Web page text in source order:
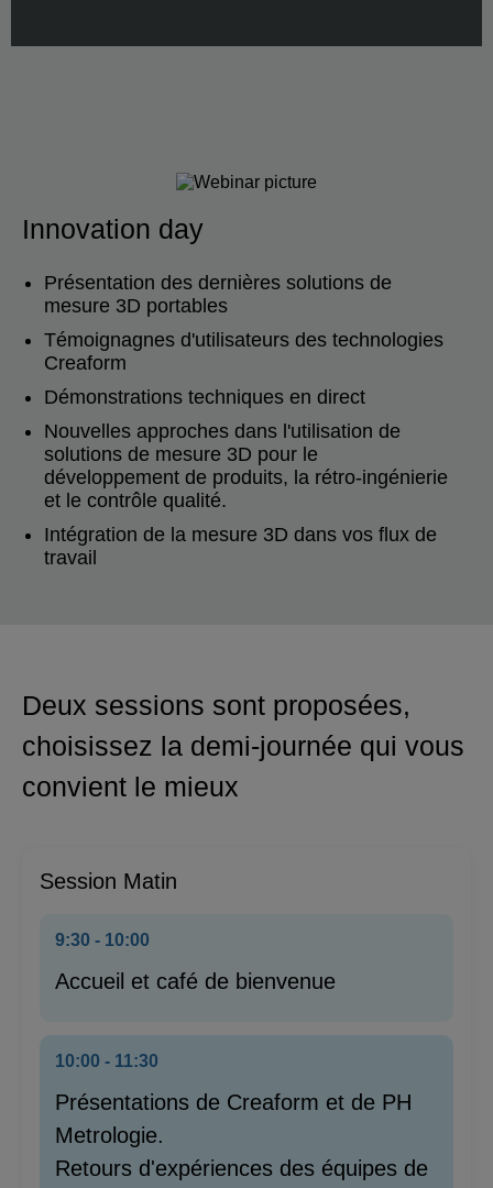
Innovation day
Présentation des dernières solutions de
mesure 3D portables
Témoignagnes d'utilisateurs des technologies
Creaform
Démonstrations techniques en direct
Nouvelles approches dans l'utilisation de
solutions de mesure 3D pour le
développement de produits, la rétro-ingénierie
et le contrôle qualité.
Intégration de la mesure 3D dans vos flux de
travail
Deux sessions sont proposées,
choisissez la demi‑journée qui vous
convient le mieux
Session Matin
9:30 - 10:00
Accueil et café de bienvenue
10:00 - 11:30
Présentations de Creaform et de PH
Metrologie.
Retours d'expériences des équipes de